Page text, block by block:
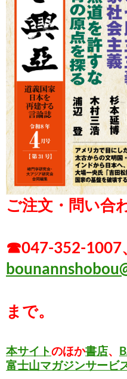
ご注文・問い合
☎047-352-1007、
まで。
本サイトのほか書店、
富士山マガジンサービ